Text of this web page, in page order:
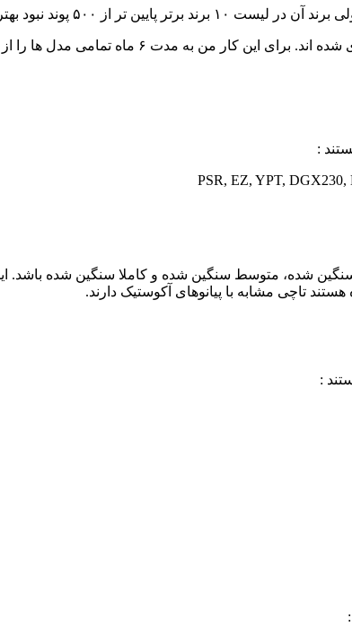
ها را از نظر کیفیت و وزن تاچ مورد بررسی قرار داده‌ام.
:
تاچی مشابه با پیانوهای آکوستیک دارند.
: